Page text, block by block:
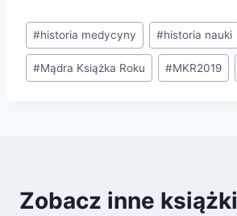
Tagi
wpisu:
#historia medycyny #historia nauki
#Mądra Książka Roku #MKR2019
Zobacz inne książki